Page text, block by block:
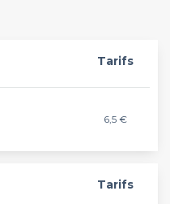
Tarifs
6,5 €
Tarifs